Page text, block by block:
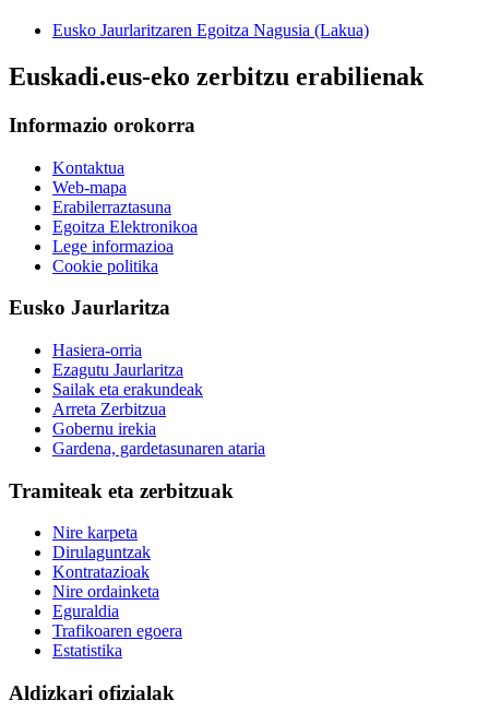
Eusko Jaurlaritzaren Egoitza Nagusia (Lakua)
Euskadi.eus-eko zerbitzu erabilienak
Informazio orokorra
Kontaktua
Web-mapa
Erabilerraztasuna
Egoitza Elektronikoa
Lege informazioa
Cookie politika
Eusko Jaurlaritza
Hasiera-orria
Ezagutu Jaurlaritza
Sailak eta erakundeak
Arreta Zerbitzua
Gobernu irekia
Gardena, gardetasunaren ataria
Tramiteak eta zerbitzuak
Nire karpeta
Dirulaguntzak
Kontratazioak
Nire ordainketa
Eguraldia
Trafikoaren egoera
Estatistika
Aldizkari ofizialak